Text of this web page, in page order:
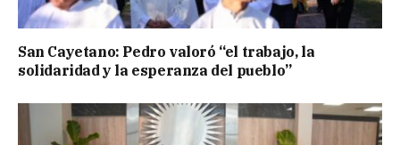
San Cayetano: Pedro valoró “el trabajo, la
solidaridad y la esperanza del pueblo”